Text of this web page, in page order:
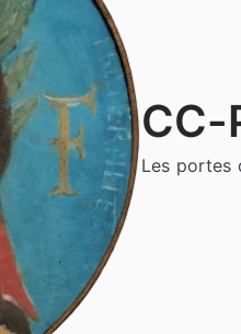
CC-
Les portes